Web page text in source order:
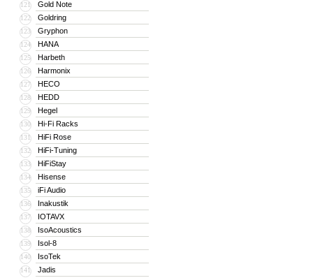
121 Gold Note
122 Goldring
123 Gryphon
124 HANA
125 Harbeth
126 Harmonix
127 HECO
128 HEDD
129 Hegel
130 Hi-Fi Racks
131 HiFi Rose
132 HiFi-Tuning
133 HiFiStay
134 Hisense
135 iFi Audio
136 Inakustik
137 IOTAVX
138 IsoAcoustics
139 Isol-8
140 IsoTek
141 Jadis